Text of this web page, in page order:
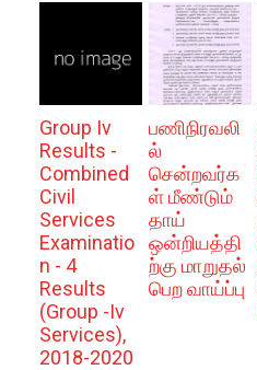
Group Iv
Results -
Combined
Civil
Services
Examinatio
n - 4
Results
(Group -Iv
Services),
2018-2020
பணிநிரவலி
ல்
சென்றவர்க
ள் மீண்டும்
தாய்
ஒன்றியத்தி
ற்கு மாறுதல்
பெற வாய்ப்பு